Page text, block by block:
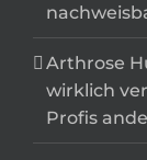
Arthrose
wirklich
Profis